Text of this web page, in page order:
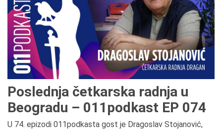
Poslednja četkarska radnja u
Beogradu – 011podkast EP 074
U 74. epizodi 011podkasta gost je Dragoslav Stojanović,